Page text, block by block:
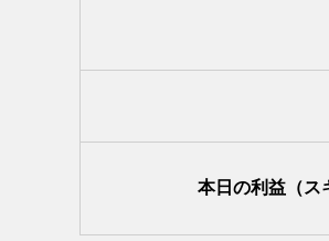
本日の利益（ス